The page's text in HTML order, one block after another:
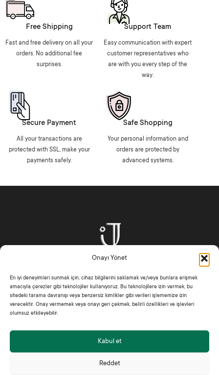
Onayı Yönet
En iyi deneyimleri sunmak için, cihaz bilgilerini saklamak ve/veya bunlara erişmek
amacıyla çerezler gibi teknolojiler kullanıyoruz. Bu teknolojilere izin vermek, bu
sitedeki tarama davranışı veya benzersiz kimlikler gibi verileri işlememize izin
verecektir. Onay vermemek veya onayı geri çekmek, belirli özellikleri ve işlevleri
olumsuz etkileyebilir.
Kabul et
Reddet
Free Shipping
Fast and free delivery on all your
orders. No additional fee
surprises.
Support Team
Easy communication with expert
customer representatives who
are with you every step of the
way.
Secure Payment
All your transactions are
protected with SSL, make your
payments safely.
Safe Shopping
Your personal information and
orders are protected by
advanced systems.
JADE'M has quickly become not just a fashion brand, but
also a lifestyle.
Email Telephone +90 530 431 76 63
Categories Menu
Home Page